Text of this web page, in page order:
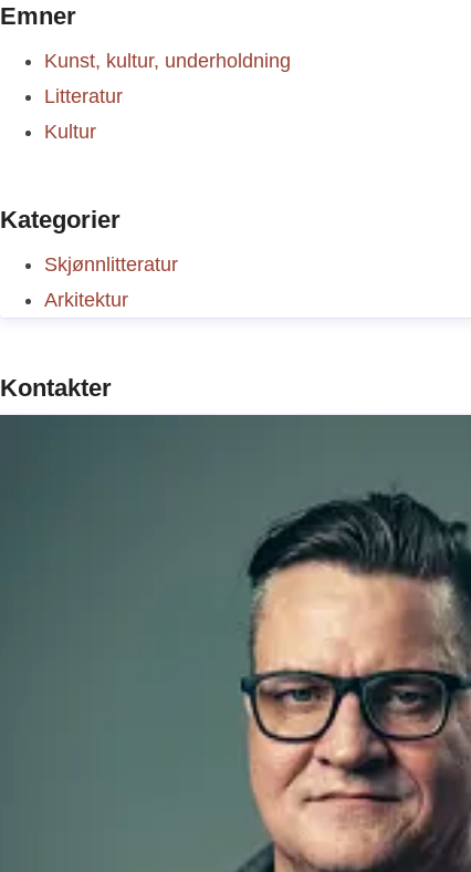
Emner
Kunst, kultur, underholdning
Litteratur
Kultur
Kategorier
Skjønnlitteratur
Arkitektur
Kontakter